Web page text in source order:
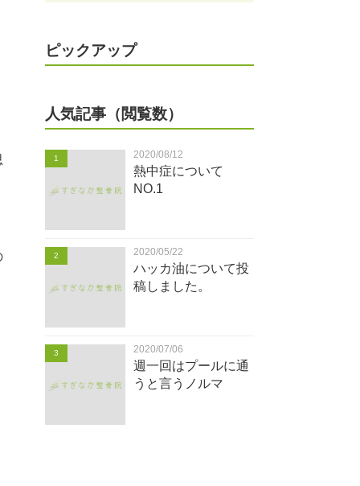
ピックアップ
人気記事（閲覧数）
1 2020/08/12
熱中症について
NO.1
2 2020/05/22
ハッカ油について投
稿しました。
3 2020/07/06
週一回はプールに通
うと言うノルマ